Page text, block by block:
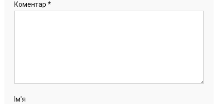
Коментар *
Ім'я